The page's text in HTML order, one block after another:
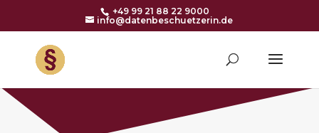
+49 99 21 88 22 9000
info@datenbeschuetzerin.de